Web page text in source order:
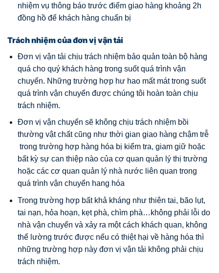
nhiệm vụ thông báo trước điểm giao hàng khoảng 2h
đồng hồ để khách hàng chuẩn bị
Trách nhiệm của đơn vị vận tải
Đơn vị vận tải chịu trách nhiệm bảo quản toàn bộ hàng
quá cho quý khách hàng trong suốt quá trình vận
chuyển. Những trường hợp hư hao mất mát trong suốt
quá trình vận chuyển được chúng tôi hoàn toàn chịu
trách nhiệm.
Đơn vị vận chuyển sẽ không chịu trách nhiệm bồi
thường vật chất cũng như thời gian giao hàng chậm trễ
trong trường hợp hàng hóa bị kiểm tra, giam giữ hoặc
bất kỳ sự can thiệp nào của cơ quan quản lý thị trường
hoặc các cơ quan quản lý nhà nước liên quan trong
quá trình vận chuyển hang hóa
Trong trường hợp bất khả kháng như thiên tai, bão lụt,
tai nạn, hỏa hoạn, kẹt phà, chìm phà…không phải lỗi do
nhà vận chuyển và xảy ra một cách khách quan, không
thể lường trước được nếu có thiệt hại về hàng hóa thì
những trường hợp này đơn vị vận tải không phải chịu
trách nhiệm.